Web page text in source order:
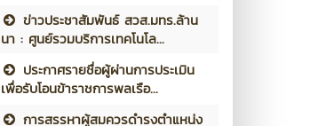
ข่าวประชาสัมพันธ์ สวส.มทร.ล้าน
นา : ศูนย์รวมบริการเทคโนโล...
ประกาศรายชื่อผู้ผ่านการประเมิน
เพื่อรับโอนข้าราชการพลเรือ...
การสรรหาผู้สมควรดำรงตำแหน่ง